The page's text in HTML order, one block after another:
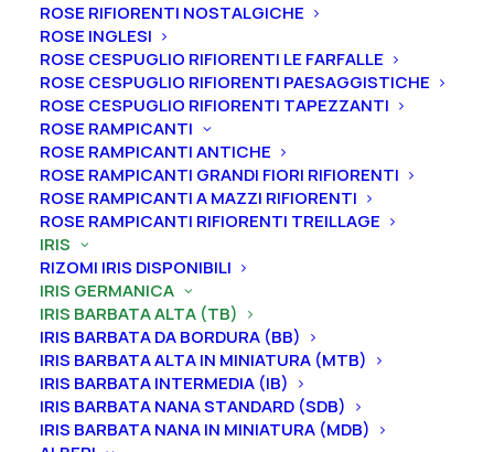
ROSE RIFIORENTI NOSTALGICHE
ROSE INGLESI
ROSE CESPUGLIO RIFIORENTI LE FARFALLE
ROSE CESPUGLIO RIFIORENTI PAESAGGISTICHE
ROSE CESPUGLIO RIFIORENTI TAPEZZANTI
ROSE RAMPICANTI
ROSE RAMPICANTI ANTICHE
ROSE RAMPICANTI GRANDI FIORI RIFIORENTI
ROSE RAMPICANTI A MAZZI RIFIORENTI
ROSE RAMPICANTI RIFIORENTI TREILLAGE
IRIS
RIZOMI IRIS DISPONIBILI
IRIS GERMANICA
IRIS BARBATA ALTA (TB)
IRIS BARBATA DA BORDURA (BB)
IRIS BARBATA ALTA IN MINIATURA (MTB)
IRIS BARBATA INTERMEDIA (IB)
IRIS BARBATA NANA STANDARD (SDB)
IRIS BARBATA NANA IN MINIATURA (MDB)
Iris germanica “Blue
Rising”
From4,50€
L’iris germanica “Blu Rising” ha vessilli color lavanda blu
ghiaccio, ali quasi bianche con sfumature blu
ghiaccio più chiare, barbe bianche con punte molto
pronunciate color mandarino, profumo leggermente
dolce.Altezza 107 cm. Fioritura medio tardiva.
Le piante diIris in vasosono disponibili inqualsiasi
periodomentre irizomidiIrissonodisponibili solo
nel periodo che vada luglio a settembre.